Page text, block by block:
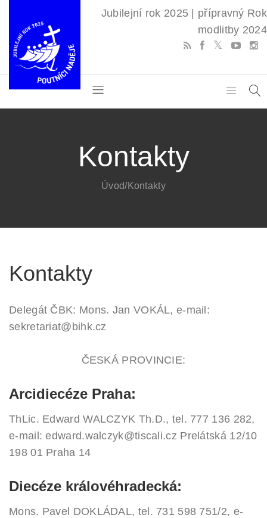
Jubilejní rok 2025 | přípravný Rok
modlitby 2024
Kontakty
Úvod/Kontakty
Kontakty
Delegát ČBK: Mons. Jan VOKÁL, e-mail:
sekretariat@bihk.cz
ČESKÁ PROVINCIE:
Arcidiecéze Praha:
ThLic. Edward WALCZYK Th.D., tel. 777 136 282,
e-mail: edward.walczyk@tiscali.cz Prelátská 12/10
198 01 Praha 14
Diecéze královéhradecká:
Mons. Pavel DOKLÁDAL, tel. 731 598 751/2, e-